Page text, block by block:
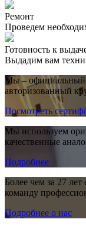
Ремонт
Проведем
Готовность к
Выдадим вам
Мы – официальный
авторизованный
Посмотреть
Мы используем
качественные
Подробнее
Более чем за 27
команду
Подробнее о нас